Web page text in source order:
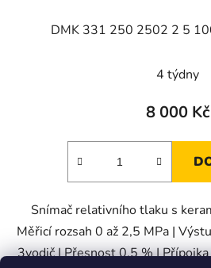
DMK 331 250 2502 2 5
4 týdny
8 000 Kč
Snímač relativního tlaku s
Měřicí rozsah 0 až 2,5 MPa |
3vodič | Přesnost 0,5 % |